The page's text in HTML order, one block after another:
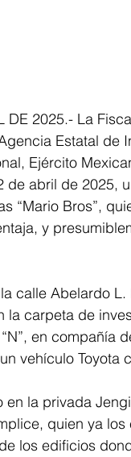
DE 2025.- La
Estatal de
Ejército
abril de 2025,
“Mario Bros”,
y
calle Abelardo
la carpeta de
en compañía
vehículo Toyota
la privada
quien ya
los edificios